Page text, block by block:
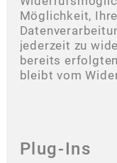
Möglichkeit,
jederzeit zu
bereits
bleibt vom
Plug-Ins